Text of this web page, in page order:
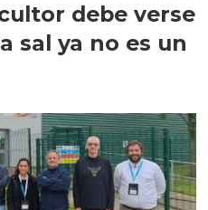
debe verse
sal ya no es un